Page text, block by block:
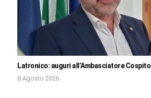
Latronico: auguri all’Ambasciatore Cospito
8 Agosto 2026